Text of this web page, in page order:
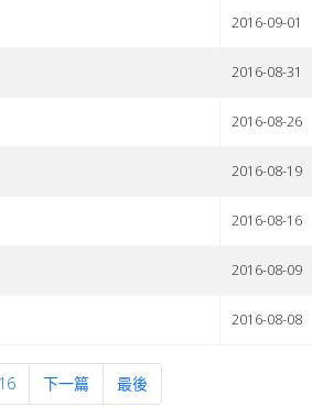
2016-09-01
2016-08-31
2016-08-26
2016-08-19
2016-08-16
2016-08-09
2016-08-08
下一篇 最後